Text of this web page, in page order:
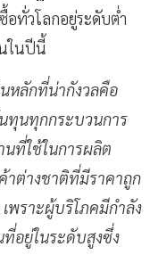
อทั่วโลกอยู่ระดับต่ำ
ในปีนี้
หลักที่น่ากังวลคือ
ทุนทุกกระบวนการ
ที่ใช้ในการผลิต
าต่างชาติที่มีราคาถูก
พราะผู้บริโภคมีกำลัง
อยู่ในระดับสูงซึ่ง